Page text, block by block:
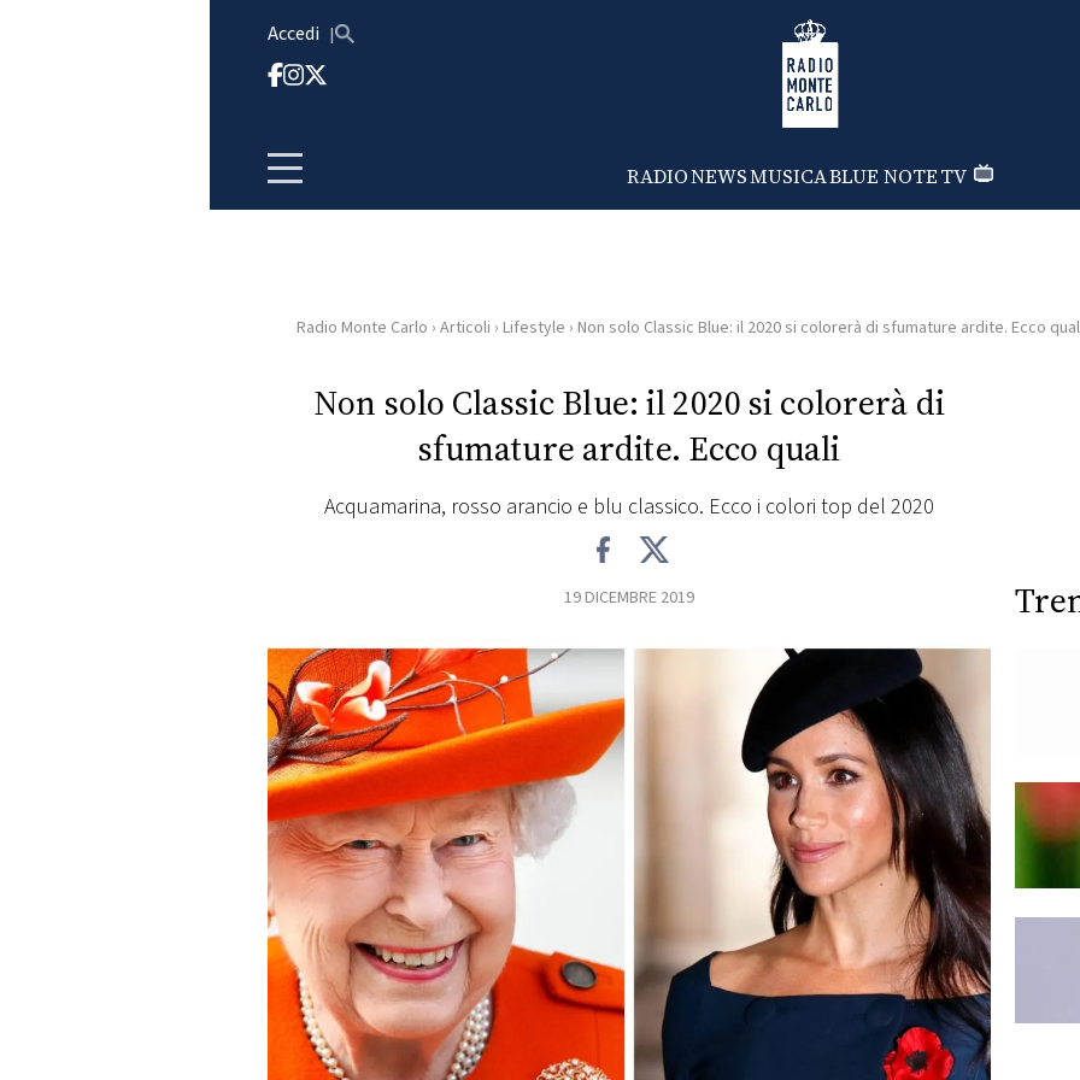
Accedi Radio Monte Carlo
RADIONEWSMUSICABLUE NOTETV
HOME
RADIO
NEWS
FOTO
CONCORSI
EVENTI
VIDEO
PRINCIPATO
Radio Monte Carlo › Articoli › Lifestyle › Non solo Classic Blue: il 2020 si colorerà di sfumature ardite. Ecco
Non solo Classic Blue: il 2020 si colorerà di
sfumature ardite. Ecco quali
Acquamarina, rosso arancio e blu classico. Ecco i colori top del 2020
19 DICEMBRE 2019